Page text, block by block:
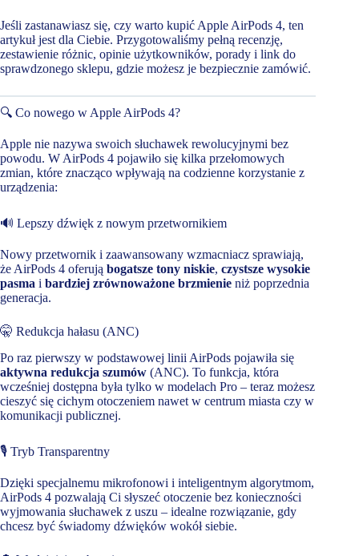
Jeśli zastanawiasz się, czy warto kupić Apple AirPods 4, ten
artykuł jest dla Ciebie. Przygotowaliśmy pełną recenzję,
zestawienie różnic, opinie użytkowników, porady i link do
sprawdzonego sklepu, gdzie możesz je bezpiecznie zamówić.
🔍 Co nowego w Apple AirPods 4?
Apple nie nazywa swoich słuchawek rewolucyjnymi bez
powodu. W AirPods 4 pojawiło się kilka przełomowych
zmian, które znacząco wpływają na codzienne korzystanie z
urządzenia:
🔊 Lepszy dźwięk z nowym przetwornikiem
Nowy przetwornik i zaawansowany wzmacniacz sprawiają,
że AirPods 4 oferują bogatsze tony niskie, czystsze wysokie
pasma i bardziej zrównoważone brzmienie niż poprzednia
generacja.
🤫 Redukcja hałasu (ANC)
Po raz pierwszy w podstawowej linii AirPods pojawiła się
aktywna redukcja szumów (ANC). To funkcja, która
wcześniej dostępna była tylko w modelach Pro – teraz możesz
cieszyć się cichym otoczeniem nawet w centrum miasta czy w
komunikacji publicznej.
🎙️ Tryb Transparentny
Dzięki specjalnemu mikrofonowi i inteligentnym algorytmom,
AirPods 4 pozwalają Ci słyszeć otoczenie bez konieczności
wyjmowania słuchawek z uszu – idealne rozwiązanie, gdy
chcesz być świadomy dźwięków wokół siebie.